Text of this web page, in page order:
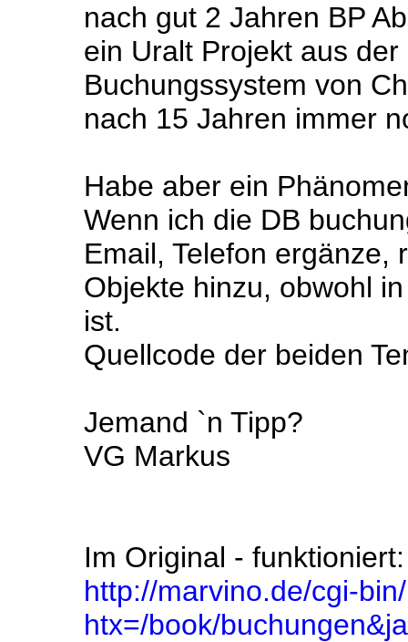
nach gut 2 Jahren BP
ein Uralt Projekt aus
Buchungssystem von
nach 15 Jahren immer
Habe aber ein
Wenn ich die DB
Email, Telefon ergänze,
Objekte hinzu, obwohl
ist.
Quellcode der beiden
Jemand `n Tipp?
VG Markus
Im Original - funktioniert:
http://marvino.de/cgi-
htx=/book/